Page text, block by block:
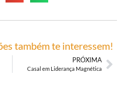
também te interessem!
PRÓXIMA
Casal em Liderança Magnética